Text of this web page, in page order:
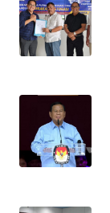
WN
PAPUA
BARAT
WN
RIAU
WN